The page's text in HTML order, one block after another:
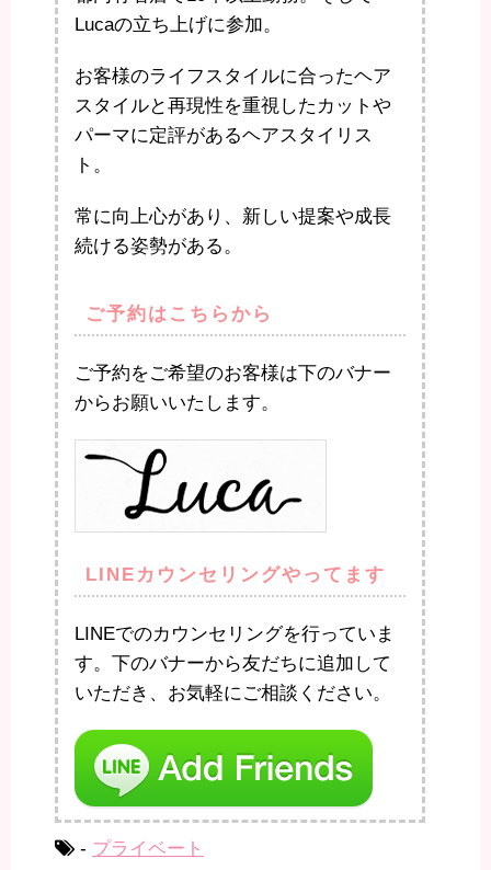
Lucaの立ち上げに参加。
お客様のライフスタイルに合ったヘア
スタイルと再現性を重視したカットや
パーマに定評があるヘアスタイリス
ト。
常に向上心があり、新しい提案や成長
続ける姿勢がある。
ご予約はこちらから
ご予約をご希望のお客様は下のバナー
からお願いいたします。
LINEカウンセリングやってます
LINEでのカウンセリングを行っていま
す。下のバナーから友だちに追加して
いただき、お気軽にご相談ください。
- プライベート